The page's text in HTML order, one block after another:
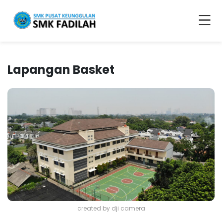
Lapangan Basket
created by dji camera